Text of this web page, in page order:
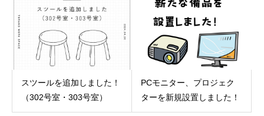
スツールを追加しました！
（302号室・303号室）
PCモニター、プロジェク
ターを新規設置しました！